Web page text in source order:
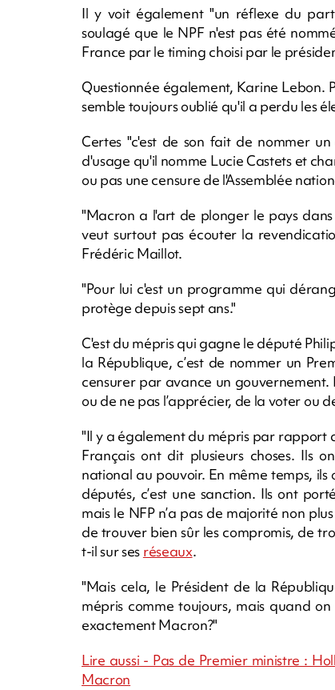
Il y voit également "un réflexe du
soulagé que le NPF n'est pas été
France par le timing choisi par le
Questionnée également, Karine Lebon.
semble toujours oublié qu'il a perdu les
Certes "c'est de son fait de nommer
d'usage qu'il nomme Lucie Castets et
ou pas une censure de l'Assemblée
"Macron a l'art de plonger le pays
veut surtout pas écouter la
Frédéric Maillot.
"Pour lui c'est un programme qui
protège depuis sept ans."
C'est du mépris qui gagne le député
la République, c’est de nommer un
censurer par avance un gouvernement.
ou de ne pas l’apprécier, de la voter ou
"Il y a également du mépris par rapport
Français ont dit plusieurs choses. Ils
national au pouvoir. En même temps,
députés, c’est une sanction. Ils ont
mais le NFP n’a pas de majorité non
de trouver bien sûr les compromis, de
t-il sur ses réseaux.
"Mais cela, le Président de la
mépris comme toujours, mais quand
exactement Macron?"
Lire aussi - Pas de Premier ministre :
Macron